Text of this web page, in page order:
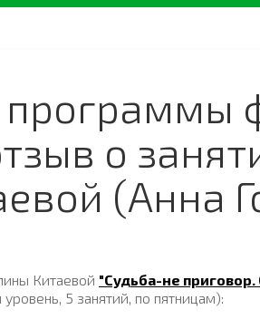
о
(Анна
Китаевой "Судьба-не
уровень, 5 занятий, по пятницам):